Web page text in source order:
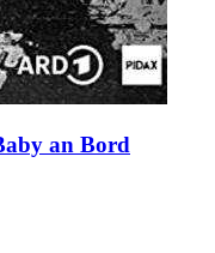
an Bord